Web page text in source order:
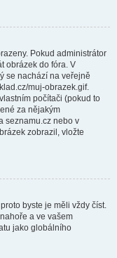
Pokud administrátor
obrázek do fóra. V
se nachází na veřejně
muj-obrazek.gif.
počítači (pokud to
za nějakým
seznamu.cz nebo v
zobrazil, vložte
byste je měli vždy číst.
a ve vašem
jako globálního